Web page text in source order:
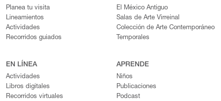
Planea tu visita
Lineamientos
Actividades
Recorridos guiados
El México Antiguo
Salas de Arte Virreinal
Colección de Arte Contemporáneo
Temporales
EN LÍNEA
Actividades
Libros digitales
Recorridos virtuales
APRENDE
Niños
Publicaciones
Podcast